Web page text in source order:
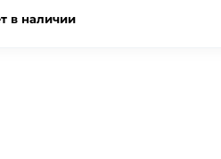
в наличии